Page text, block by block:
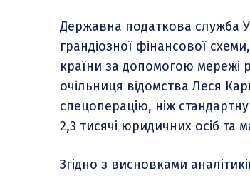
Державна податкова служба
грандіозної фінансової
країни за допомогою мережі
очільниця відомства Леся
спецоперацію, ніж
2,3 тисячі юридичних осіб та
Згідно з висновками